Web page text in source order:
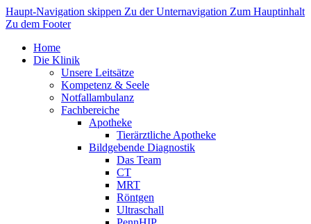
Haupt-Navigation skippen Zu der Unternavigation Zum Hauptinhalt
Zu dem Footer
Home
Die Klinik
Unsere Leitsätze
Kompetenz & Seele
Notfallambulanz
Fachbereiche
Apotheke
Tierärztliche Apotheke
Bildgebende Diagnostik
Das Team
CT
MRT
Röntgen
Ultraschall